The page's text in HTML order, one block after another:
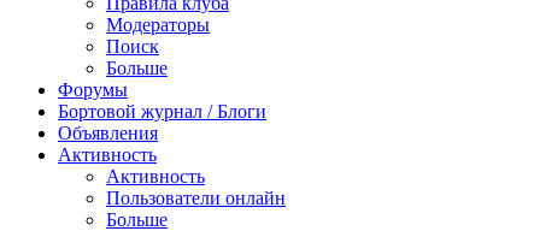
Модераторы
Поиск
Больше
Форумы
Бортовой журнал / Блоги
Объявления
Активность
Активность
Пользователи онлайн
Больше